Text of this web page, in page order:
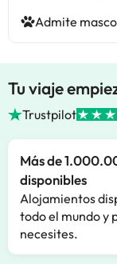
Admite
Tu viaje
Trustpilot
Más de
disponibles
Alojamientos
todo el mundo y
necesites.